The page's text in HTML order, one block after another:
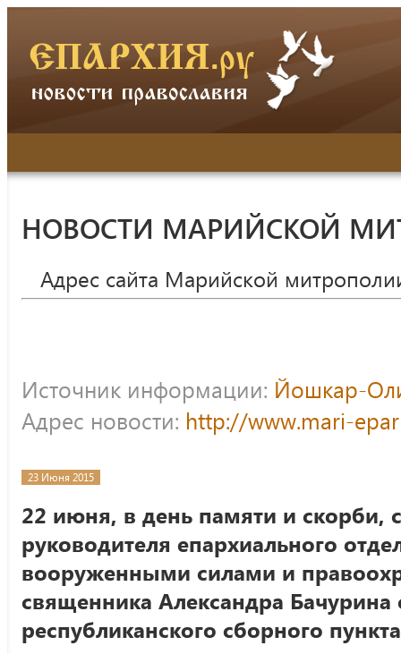
НОВОСТИ МАРИЙСКОЙ
Адрес сайта Марийской
Источник информации: Йошкар-
Адрес новости: http://www.mari-
23 Июня 2015
22 июня, в день памяти и скорби,
руководителя епархиального
вооруженными силами и
священника Александра
республиканского сборного